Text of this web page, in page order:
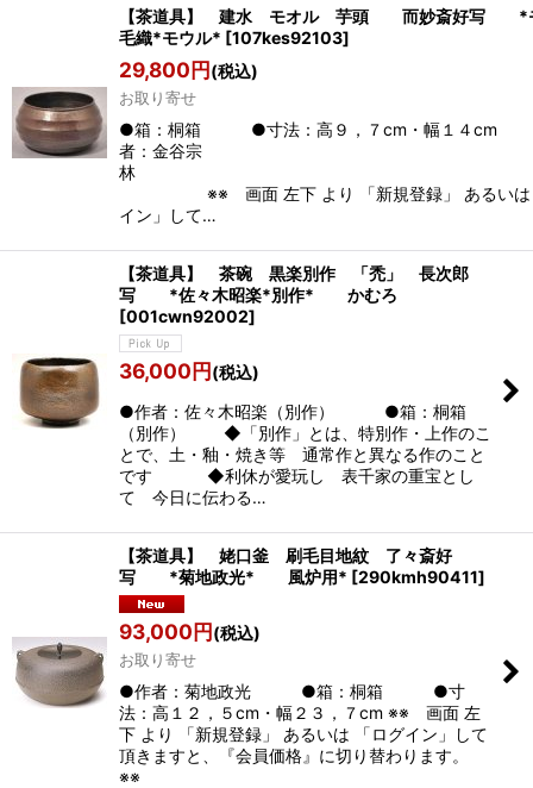
【茶道具】 建水 モオル 芋頭 而妙斎好写 *
毛織*モウル* [107kes92103]
29,800円(税込)
お取り寄せ
●箱：桐箱 ●寸法：高９，７cm・幅１４
者：金谷宗
※※ 画面 左下 より 「新規登録」 あるいは
イン」して…
【茶道具】 茶碗 黒楽別作 「禿」 長次郎
写 *佐々木昭楽*別作* かむろ
[001cwn92002]
36,000円(税込)
●作者：佐々木昭楽（別作） ●箱：桐箱
（別作） ◆「別作」とは、特別作・上作のこ
とで、土・釉・焼き等 通常作と異なる作のこと
です ◆利休が愛玩し 表千家の重宝とし
て 今日に伝わる…
【茶道具】 姥口釜 刷毛目地紋 了々斎好
写 *菊地政光* 風炉用* [290kmh90411]
93,000円(税込)
お取り寄せ
●作者：菊地政光 ●箱：桐箱 ●寸
法：高１２，５cm・幅２３，７cm ※※ 画面 左
下 より 「新規登録」 あるいは 「ログイン」して
頂きますと、『会員価格』に切り替わります。
※※